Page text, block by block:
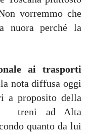
vorremmo che
nuora perché la
ai trasporti
nota diffusa oggi
a proposito della
treni ad Alta
quanto da lui